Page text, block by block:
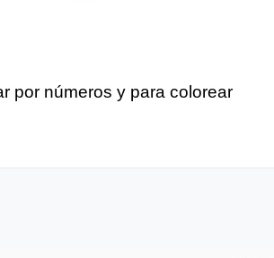
por números y para colorear